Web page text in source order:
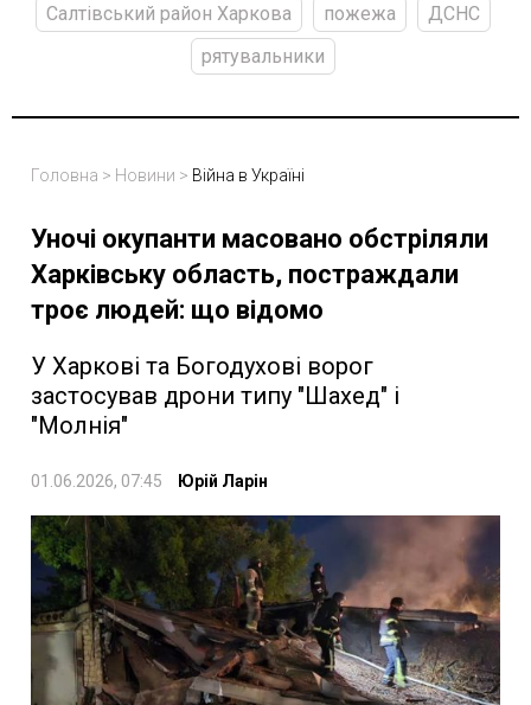
Салтівський район Харкова
пожежа
ДСНС
рятувальники
Головна > Новини > Війна в Україні
Уночі окупанти масовано обстріляли
Харківську область, постраждали
троє людей: що відомо
У Харкові та Богодухові ворог
застосував дрони типу "Шахед" і
"Молнія"
01.06.2026, 07:45 Юрій Ларін